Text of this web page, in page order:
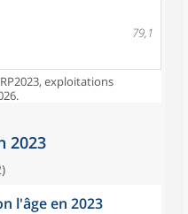
79,1
exploitations
2023
l'âge en 2023